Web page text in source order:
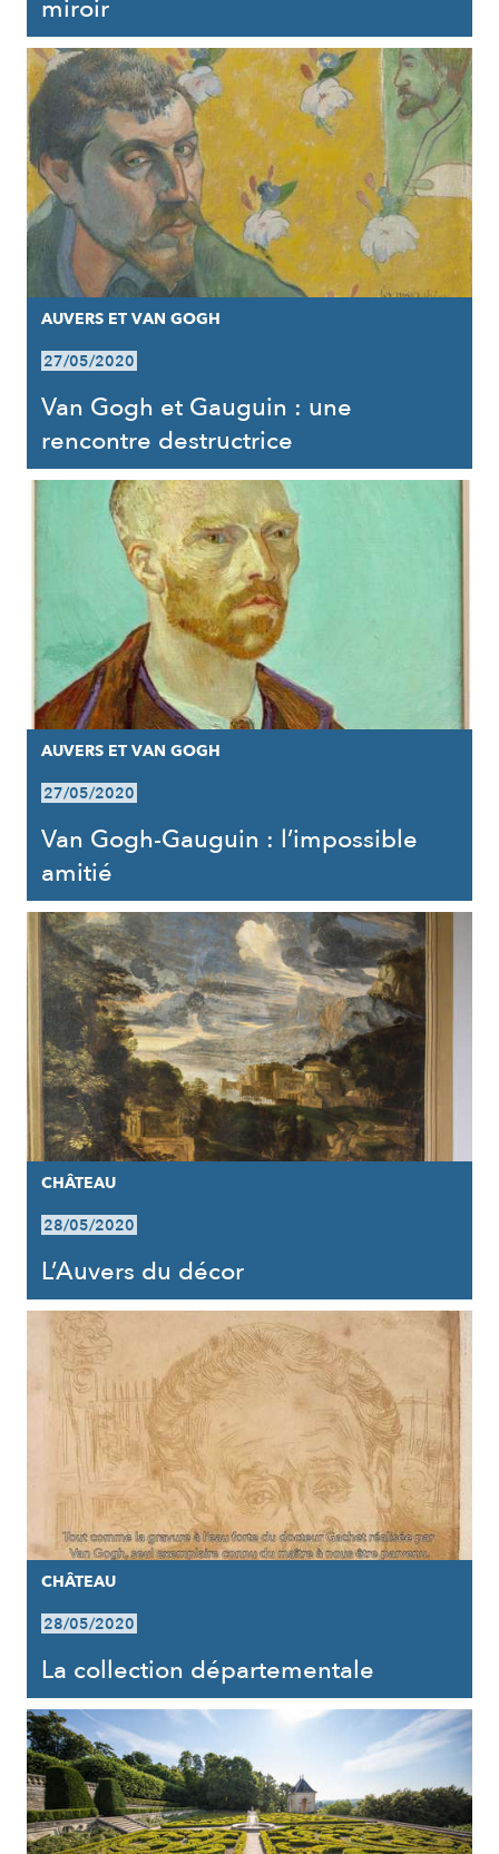
miroir
AUVERS ET VAN GOGH
27/05/2020
Van Gogh et Gauguin : une
rencontre destructrice
AUVERS ET VAN GOGH
27/05/2020
Van Gogh-Gauguin : l’impossible
amitié
CHÂTEAU
28/05/2020
L’Auvers du décor
CHÂTEAU
28/05/2020
La collection départementale